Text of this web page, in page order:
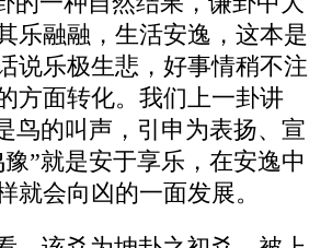
乐融融，生活安逸，这本是
说乐极生悲，好事情稍不注
方面转化。我们上一卦讲
鸟的叫声，引申为表扬、宣
”就是安于享乐，在安逸中
就会向凶的一面发展。